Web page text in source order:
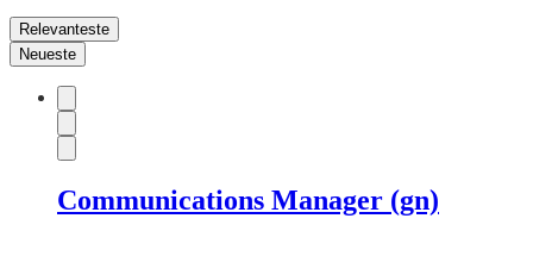
Relevanteste
Neueste
Communications Manager (gn)